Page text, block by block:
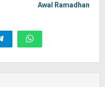
Awal Ramadhan